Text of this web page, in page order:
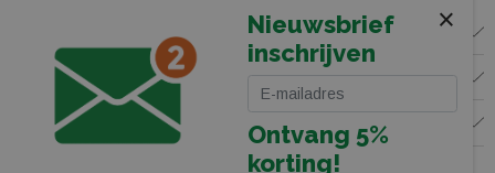
WINKEL
KLANTENSERVICE
VOLG ONS
×
Nieuwsbrief
inschrijven
Ontvang 5%
korting!